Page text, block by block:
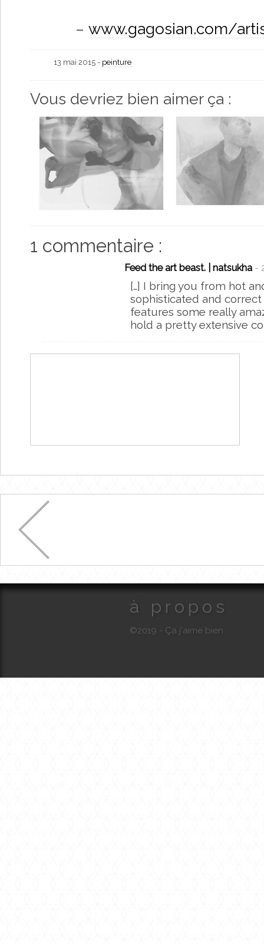
–www.gagosian.com/
13 mai 2015 - peinture
Vous devriez bien aimer ça :
1 commentaire :
Feed the art beast. | natsukha -
[…] I bring you from hot
sophisticated and correct
features some really
hold a pretty extensive
à propos
©2019 - Ça j'aime bien